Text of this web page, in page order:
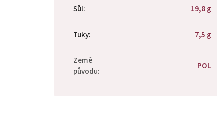
Sůl: 19,8 g
Tuky: 7,5 g
Země
původu: POL